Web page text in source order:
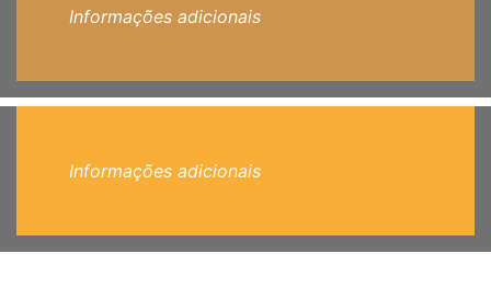
Informações adicionais
Informações adicionais